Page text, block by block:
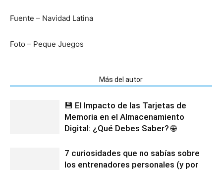
Fuente – Navidad Latina
Foto – Peque Juegos
Más del autor
💾 El Impacto de las Tarjetas de
Memoria en el Almacenamiento
Digital: ¿Qué Debes Saber? 🌐
7 curiosidades que no sabías sobre
los entrenadores personales (y por